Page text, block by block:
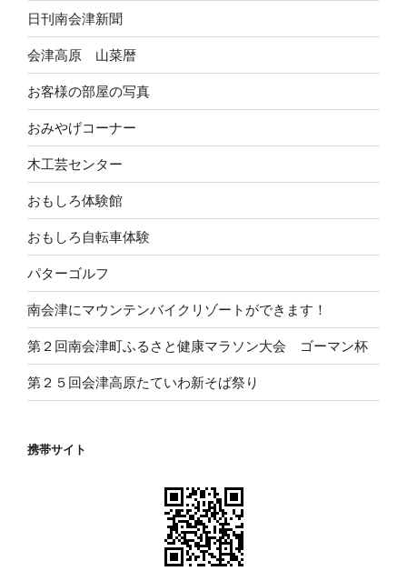
日刊南会津新聞
会津高原 山菜暦
お客様の部屋の写真
おみやげコーナー
木工芸センター
おもしろ体験館
おもしろ自転車体験
パターゴルフ
南会津にマウンテンバイクリゾートができます！
第２回南会津町ふるさと健康マラソン大会 ゴーマン杯
第２５回会津高原たていわ新そば祭り
携帯サイト